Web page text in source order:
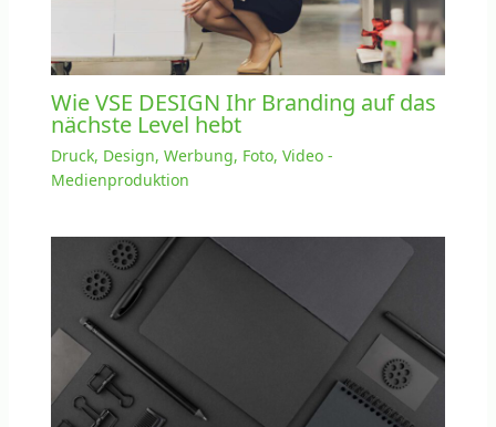
Wie VSE DESIGN Ihr Branding auf das
nächste Level hebt
Druck, Design, Werbung, Foto, Video -
Medienproduktion